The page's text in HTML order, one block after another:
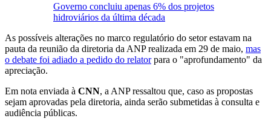
Governo concluiu apenas 6% dos projetos
hidroviários da última década
As possíveis alterações no marco regulatório do setor estavam na
pauta da reunião da diretoria da ANP realizada em 29 de maio, mas
o debate foi adiado a pedido do relatorpara o "aprofundamento" da
apreciação.
Em nota enviada à CNN, a ANP ressaltou que, caso as propostas
sejam aprovadas pela diretoria, ainda serão submetidas à consulta e
audiência públicas.